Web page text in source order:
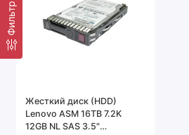
Фильтр
Жесткий диск (HDD)
Lenovo ASM 16TB 7.2K
12GB NL SAS 3.5"